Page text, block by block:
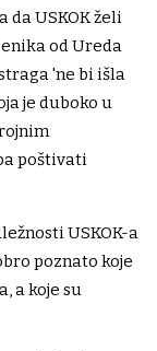
da USKOK želi
od Ureda
'ne bi išla
je duboko u
poštivati
USKOK-a
poznato koje
a koje su